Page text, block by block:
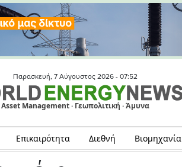
Παρασκευή, 7 Αύγουστος 2026 - 07:52
Asset Management · Γεωπολιτική · Άμυνα
Επικαιρότητα Διεθνή Βιομηχανία